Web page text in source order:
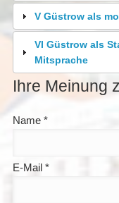
V Güstrow als
VI Güstrow als
Mitsprache
Ihre Meinung
Name *
E-Mail *